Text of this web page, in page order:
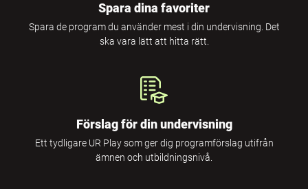
Spara dina favoriter
Spara de program du använder mest i din undervisning. Det
ska vara lätt att hitta rätt.
Förslag för din undervisning
Ett tydligare UR Play som ger dig programförslag utifrån
ämnen och utbildningsnivå.